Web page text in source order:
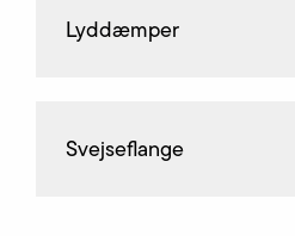
Lyddæmper
Svejseflange